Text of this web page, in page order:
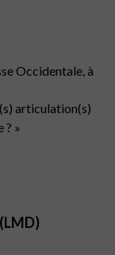
Occidentale, à
articulation(s)
? »